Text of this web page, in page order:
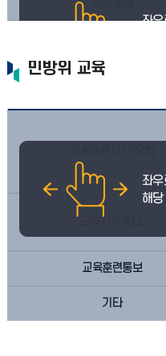
민방위 교육
교육훈련통보
기타